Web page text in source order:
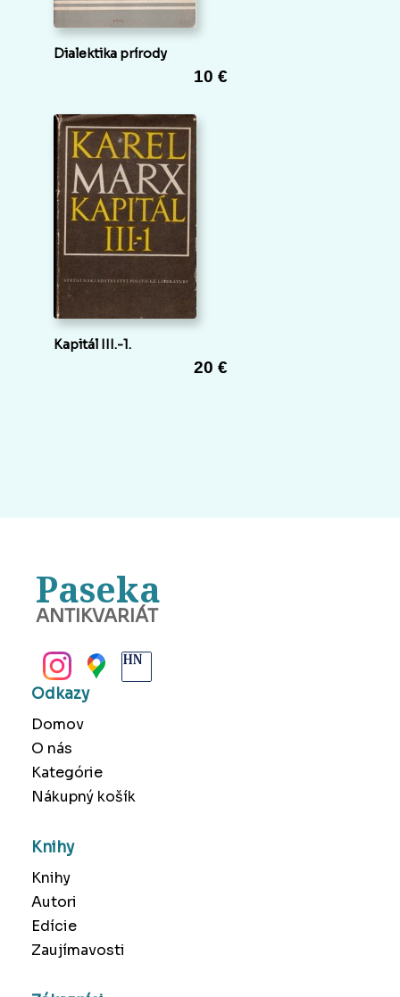
Dialektika prírody
10 €
Kapitál III.-1.
20 €
Paseka
ANTIKVARIÁT
Odkazy
Domov
O nás
Kategórie
Nákupný košík
Knihy
Knihy
Autori
Edície
Zaujímavosti